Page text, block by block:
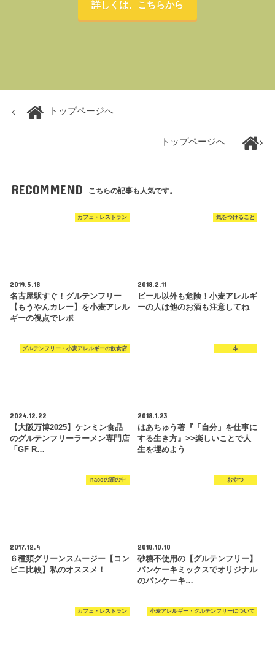
詳しくは、こちらから
トップページへ
トップページへ
RECOMMEND こちらの記事も人気です。
カフェ・レストラン
2019.5.18
名古屋駅すぐ！グルテンフリー
【もうやんカレー】を小麦アレル
ギーの視点でレポ
気をつけること
2018.2.11
ビール以外も危険！小麦アレルギ
ーの人は他のお酒も注意してね
グルテンフリー・小麦アレルギーの飲食店
2024.12.22
【大阪万博2025】ケンミン食品
のグルテンフリーラーメン専門店
「GF R…
本
2018.1.23
はあちゅう著『「自分」を仕事に
する生き方』>>楽しいことで人
生を埋めよう
nacoの頭の中
2017.12.4
６種類グリーンスムージー【コン
ビニ比較】私のオススメ！
おやつ
2018.10.10
砂糖不使用の【グルテンフリー】
パンケーキミックスでオリジナル
のパンケーキ…
カフェ・レストラン 小麦アレルギー・グルテンフリーについて